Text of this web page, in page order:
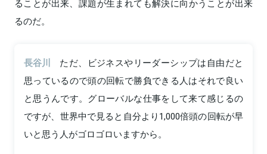
ることが出来、課題が生まれても解決に向かうことが出来
るのだ。
長谷川
ただ、ビジネスやリーダーシップは自由だと
思っているので頭の回転で勝負できる人はそれで良い
と思うんです。グローバルな仕事をして来て感じるの
ですが、世界中で見ると自分より1,000倍頭の回転が早
いと思う人がゴロゴロいますから。